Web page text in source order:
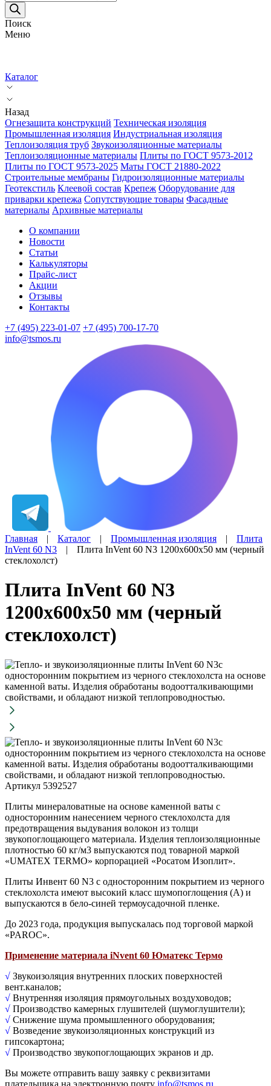
товаров
Поиск
Меню
Каталог
Назад
Огнезащита конструкций Техническая изоляция
Промышленная изоляция Индустриальная изоляция
Теплоизоляция труб Звукоизоляционные материалы
Теплоизоляционные материалы Плиты по ГОСТ 9573-2012
Плиты по ГОСТ 9573-2025 Маты ГОСТ 21880-2022
Строительные мембраны Гидроизоляционные материалы
Геотекстиль Клеевой состав Крепеж Оборудование для
приварки крепежа Сопутствующие товары Фасадные
материалы Архивные материалы
О компании
Новости
Статьи
Калькуляторы
Прайс-лист
Акции
Отзывы
Контакты
+7 (495) 223-01-07 +7 (495) 700-17-70
info@tsmos.ru
Главная | Каталог | Промышленная изоляция | Плита
InVent 60 N3 | Плита InVent 60 N3 1200х600х50 мм (черный
стеклохолст)
Плита InVent 60 N3
1200х600х50 мм (черный
стеклохолст)
Артикул 5392527
Плиты минераловатные на основе каменной ваты с
односторонним нанесением черного стеклохолста для
предотвращения выдувания волокон из толщи
звукопоглощающего материала. Изделия теплоизоляционные
плотностью 60 кг/м3 выпускаются под товарной маркой
«UMATEX TERMO» корпорацией «Росатом Изоплит».
Плиты Инвент 60 N3 с односторонним покрытием из черного
стеклохолста имеют высокий класс шумопоглощения (А) и
выпускаются в бело-синей термоусадочной пленке.
До 2023 года, продукция выпускалась под торговой маркой
«PAROC».
Применение материала iNvent 60 Юматекс Термо
√ Звукоизоляция внутренних плоских поверхностей
вент.каналов;
√ Внутренняя изоляция прямоугольных воздуховодов;
√ Производство камерных глушителей (шумоглушители);
√ Снижение шума промышленного оборудования;
√ Возведение звукоизоляционных конструкций из
гипсокартона;
√ Производство звукопоглощающих экранов и др.
Вы можете отправить вашу заявку с реквизитами
плательщика на электронную почту info@tsmos.ru